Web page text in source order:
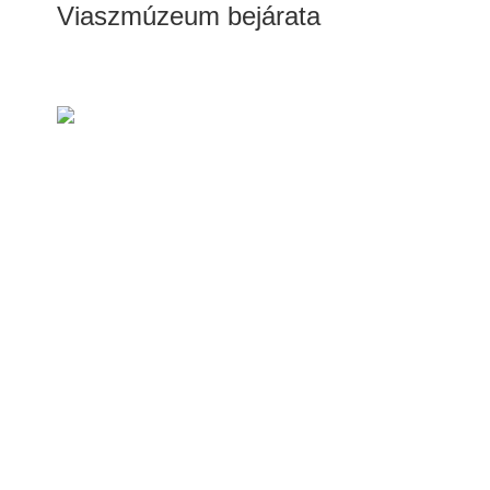
Viaszmúzeum bejárata